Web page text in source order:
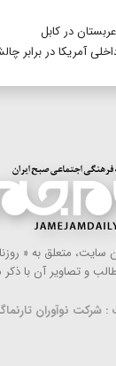
در کابل
آمریکا در برابر
سایت، متعلق به «
و تصاویر آن با
شرکت نوآوران